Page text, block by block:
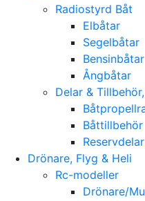
Radiostyrd Båt
Elbåtar
Segelbåtar
Bensinbåtar
Ångbåtar
Delar &
Båttillbehör
Drönare, Flyg & Heli
Rc-modeller
Drönare/